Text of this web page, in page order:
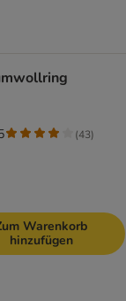
(43)
Warenkorb
hinzufügen